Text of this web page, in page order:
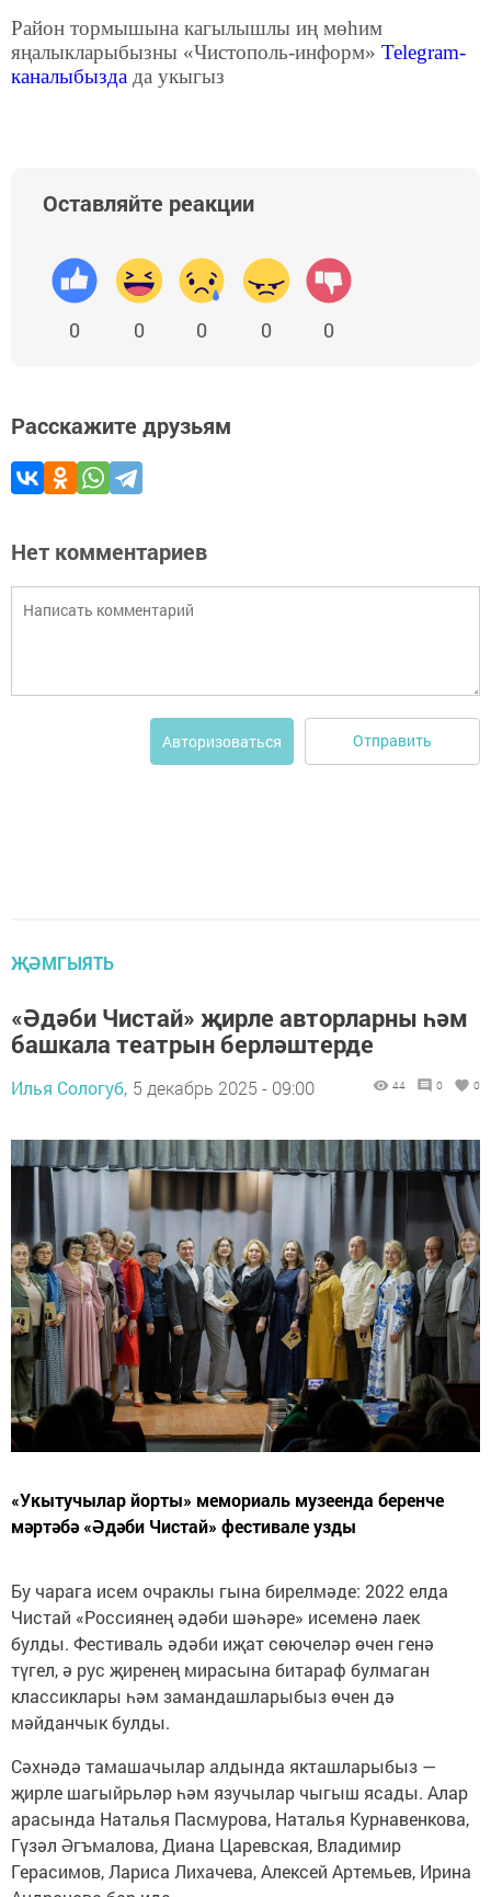
Район тормышына кагылышлы иң мөһим
яңалыкларыбызны «Чистополь-информ» Telegram-
каналыбызда да укыгыз
Оставляйте реакции
0 0 0 0 0
Расскажите друзьям
Нет комментариев
Авторизоваться Отправить
ҖӘМГЫЯТЬ
«Әдәби Чистай» җирле авторларны һәм
башкала театрын берләштерде
Илья Сологуб, 5 декабрь 2025 - 09:00 44 0 0
«Укытучылар йорты» мемориаль музеенда беренче
мәртәбә «Әдәби Чистай» фестивале узды
Бу чарага исем очраклы гына бирелмәде: 2022 елда
Чистай «Россиянең әдәби шәһәре» исеменә лаек
булды. Фестиваль әдәби иҗат сөючеләр өчен генә
түгел, ә рус җиренең мирасына битараф булмаган
классиклары һәм замандашларыбыз өчен дә
мәйданчык булды.
Сәхнәдә тамашачылар алдында якташларыбыз —
җирле шагыйрьләр һәм язучылар чыгыш ясады. Алар
арасында Наталья Пасмурова, Наталья Курнавенкова,
Гүзәл Әгъмалова, Диана Царевская, Владимир
Герасимов, Лариса Лихачева, Алексей Артемьев, Ирина